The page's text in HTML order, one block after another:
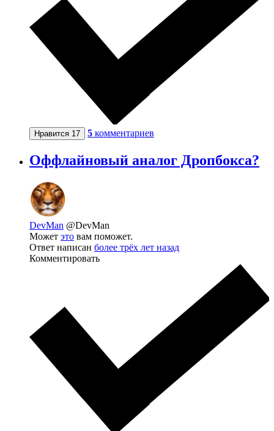
Нравится 17 5 комментариев
Оффлайновый аналог Дропбокса?
DevMan @DevMan
Может это вам поможет.
Ответ написан более трёх лет назад
Комментировать